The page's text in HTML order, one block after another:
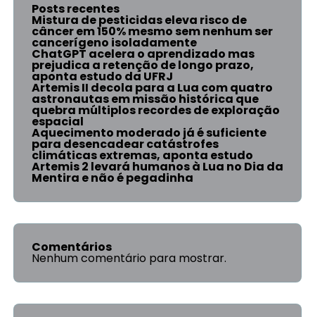
Posts recentes
Mistura de pesticidas eleva risco de
câncer em 150% mesmo sem nenhum ser
cancerígeno isoladamente
ChatGPT acelera o aprendizado mas
prejudica a retenção de longo prazo,
aponta estudo da UFRJ
Artemis II decola para a Lua com quatro
astronautas em missão histórica que
quebra múltiplos recordes de exploração
espacial
Aquecimento moderado já é suficiente
para desencadear catástrofes
climáticas extremas, aponta estudo
Artemis 2 levará humanos à Lua no Dia da
Mentira e não é pegadinha
Comentários
Nenhum comentário para mostrar.